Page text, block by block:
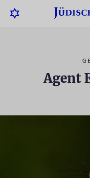
Agent